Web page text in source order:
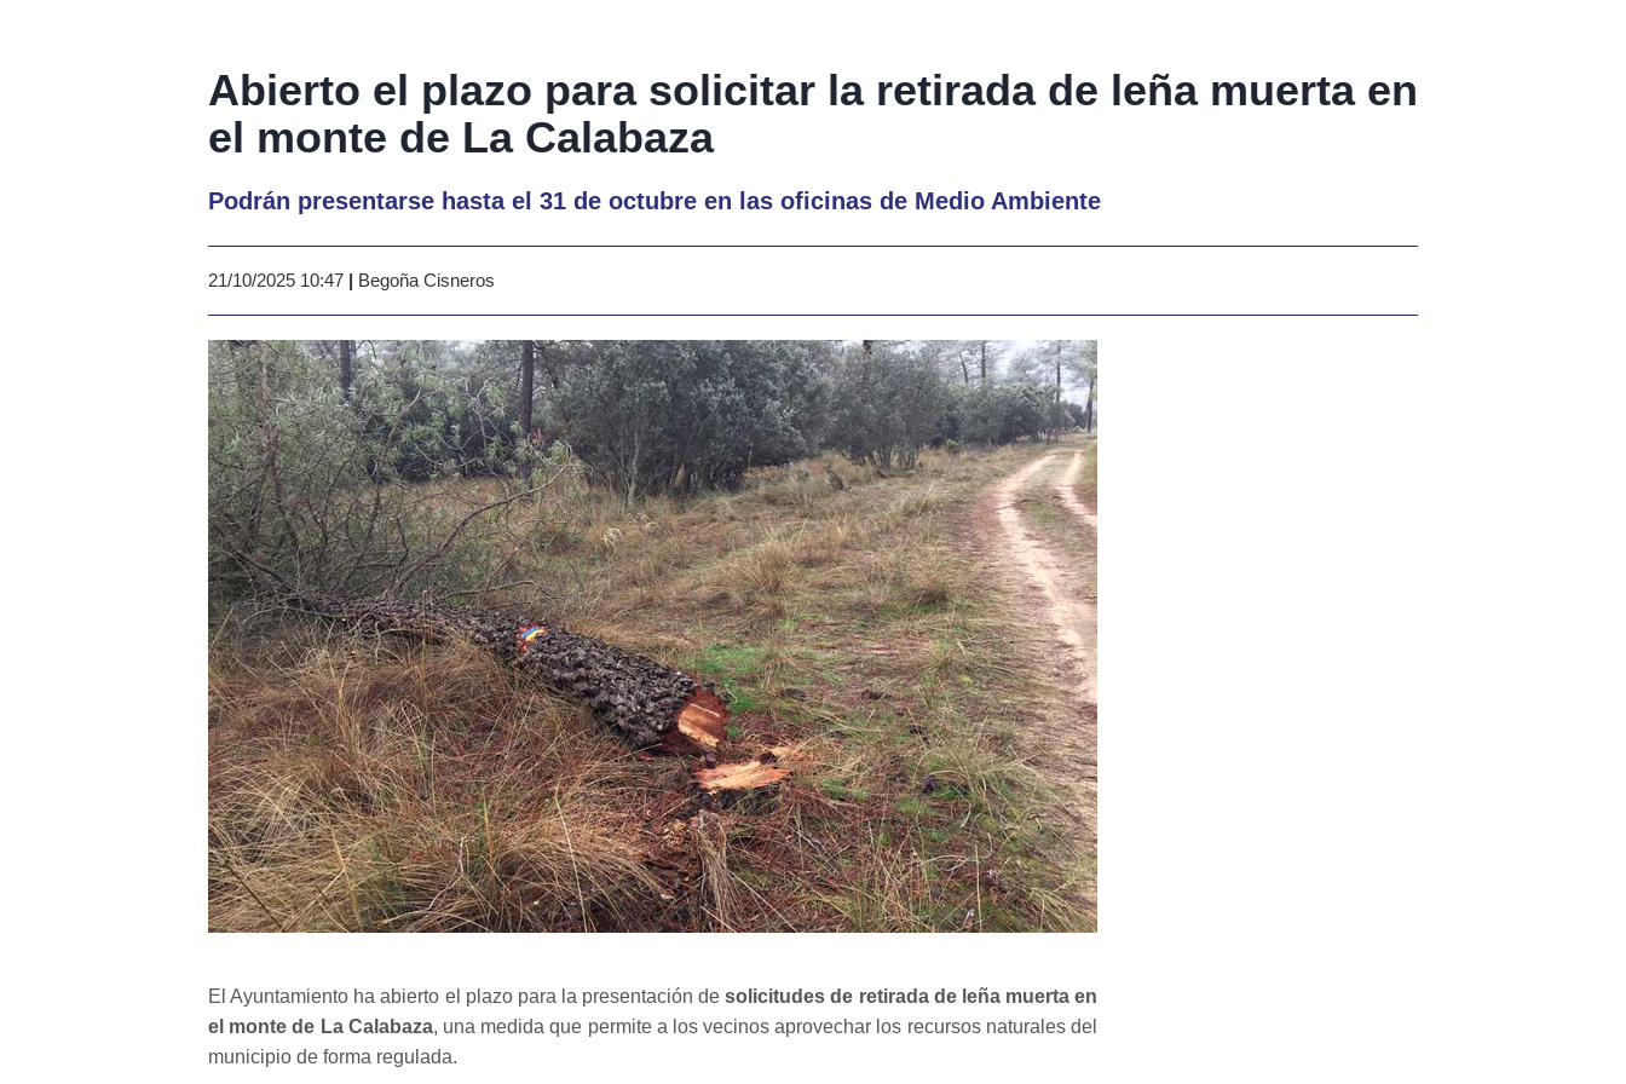
Abierto el plazo para solicitar la retirada de leña muerta en
el monte de La Calabaza
Podrán presentarse hasta el 31 de octubre en las oficinas de Medio Ambiente
21/10/2025 10:47 | Begoña Cisneros
El Ayuntamiento ha abierto el plazo para la presentación desolicitudes de retirada de leña muerta en
el monte de La Calabaza, una medida que permite a los vecinos aprovechar los recursos naturales del
municipio de forma regulada.